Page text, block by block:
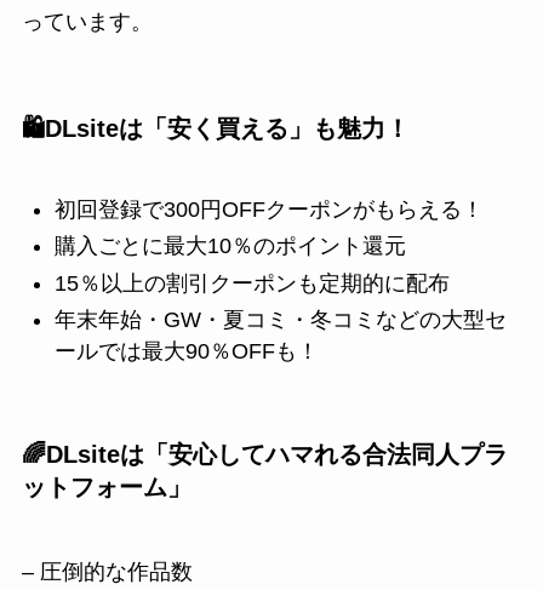
っています。
🛍️DLsiteは「安く買える」も魅力！
初回登録で300円OFFクーポンがもらえる！
購入ごとに最大10％のポイント還元
15％以上の割引クーポンも定期的に配布
年末年始・GW・夏コミ・冬コミなどの大型セ
ールでは最大90％OFFも！
🌈DLsiteは「安心してハマれる合法同人プラ
ットフォーム」
– 圧倒的な作品数